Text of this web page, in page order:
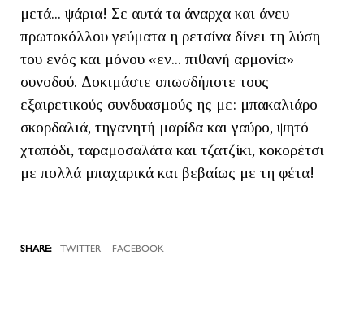
μετά... ψάρια! Σε αυτά τα άναρχα και άνευ
πρωτοκόλλου γεύματα η ρετσίνα δίνει τη λύση
του ενός και μόνου «εν... πιθανή αρμονία»
συνοδού. Δοκιμάστε οπωσδήποτε τους
εξαιρετικούς συνδυασμούς ης με: μπακαλιάρο
σκορδαλιά, τηγανητή μαρίδα και γαύρο, ψητό
χταπόδι, ταραμοσαλάτα και τζατζίκι, κοκορέτσι
με πολλά μπαχαρικά και βεβαίως με τη φέτα!
TWITTER FACEBOOK